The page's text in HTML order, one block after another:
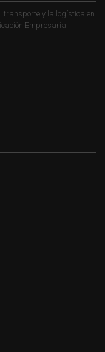
transporte y la logística en
Empresarial.